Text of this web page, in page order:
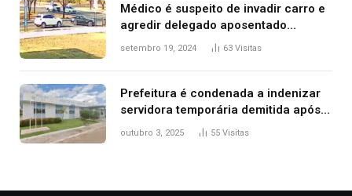
Médico é suspeito de invadir carro e
agredir delegado aposentado
durante confusão no trânsito
setembro 19, 2024 63 Visitas
Prefeitura é condenada a indenizar
servidora temporária demitida após
nascimento da filha
outubro 3, 2025 55 Visitas